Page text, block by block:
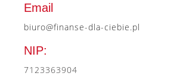
Email
biuro@finanse-dla-ciebie.pl
NIP:
7123363904